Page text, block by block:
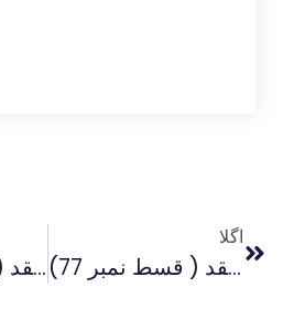
غامدی منہج پر علمیاتی نقد ( قسط نمبر 75)
اگلا
غامدی منہج پر علمیاتی نقد ( قسط نمبر 77)